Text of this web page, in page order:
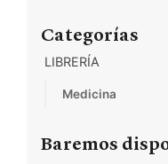
Categorías
LIBRERÍA
Medicina
Baremos